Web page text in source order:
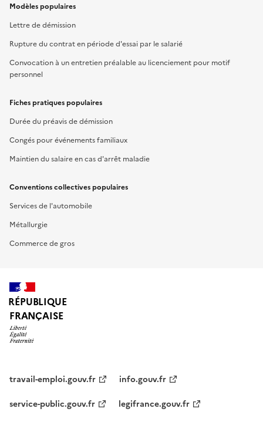
Modèles populaires
Lettre de démission
Rupture du contrat en période d'essai par le salarié
Convocation à un entretien préalable au licenciement pour motif
personnel
Fiches pratiques populaires
Durée du préavis de démission
Congés pour événements familiaux
Maintien du salaire en cas d'arrêt maladie
Conventions collectives populaires
Services de l'automobile
Métallurgie
Commerce de gros
RÉPUBLIQUE
FRANÇAISE
travail-emploi.gouv.fr
info.gouv.fr
service-public.gouv.fr
legifrance.gouv.fr